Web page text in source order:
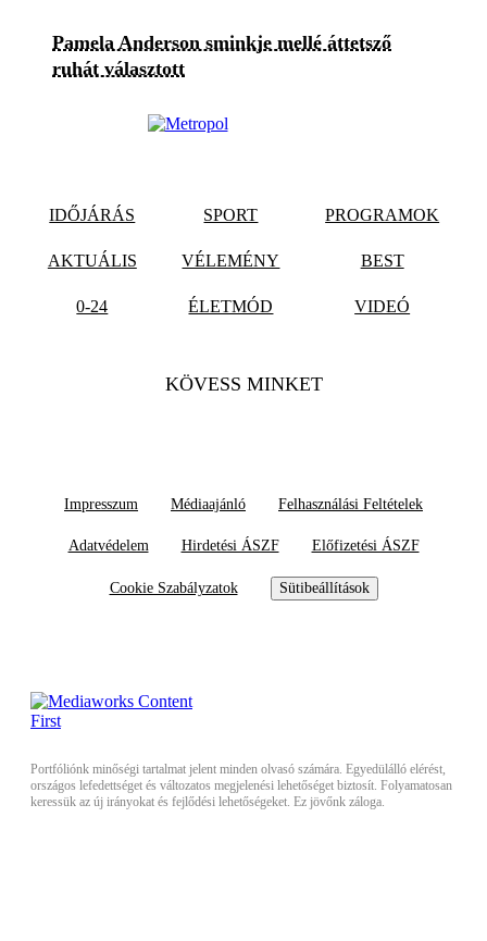
Pamela Anderson sminkje mellé áttetsző
ruhát választott
IDŐJÁRÁS SPORT PROGRAMOK
AKTUÁLIS VÉLEMÉNY BEST
0-24 ÉLETMÓD VIDEÓ
KÖVESS MINKET
Impresszum Médiaajánló Felhasználási Feltételek
Adatvédelem Hirdetési ÁSZF Előfizetési ÁSZF
Cookie Szabályzatok Sütibeállítások
Portfóliónk minőségi tartalmat jelent minden olvasó számára. Egyedülálló elérést,
országos lefedettséget és változatos megjelenési lehetőséget biztosít. Folyamatosan
keressük az új irányokat és fejlődési lehetőségeket. Ez jövőnk záloga.